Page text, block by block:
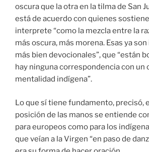
oscura que la otra en la tilma de San
está de acuerdo con quienes
interprete “como la mezcla entre la
más oscura, más morena. Esas ya
más bien devocionales”, que “están
hay ninguna correspondencia con un
mentalidad indígena”.
Lo que sí tiene fundamento, precisó,
posición de las manos se entiende
para europeos como para los
que veían a la Virgen “en paso de